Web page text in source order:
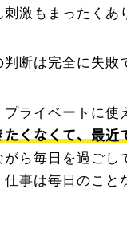
激もまったくあ
判断は完全に失
プライベートに使
くなくて、最
ら毎日を過ご
事は毎日のこ